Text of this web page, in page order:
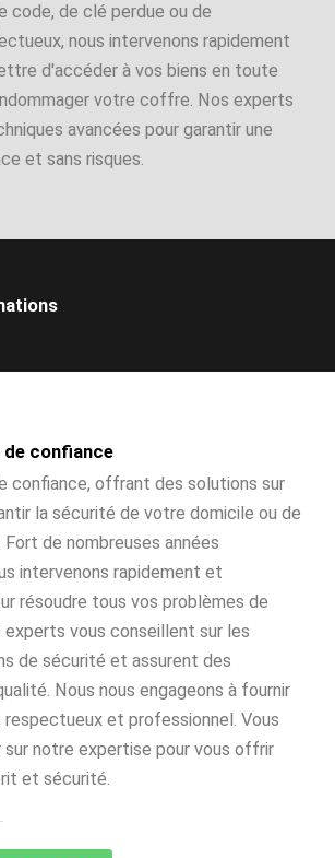
code, de clé perdue ou de
nous intervenons rapidement
d'accéder à vos biens en toute
votre coffre. Nos experts
avancées pour garantir une
et sans risques.
confiance
confiance, offrant des solutions sur
la sécurité de votre domicile ou de
de nombreuses années
intervenons rapidement et
résoudre tous vos problèmes de
experts vous conseillent sur les
de sécurité et assurent des
Nous nous engageons à fournir
respectueux et professionnel. Vous
notre expertise pour vous offrir
et sécurité.